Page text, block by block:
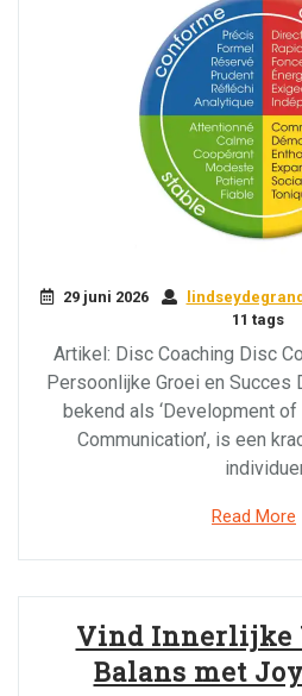
29 juni 2026
11 tags
Artikel: Disc Coaching Disc
Persoonlijke Groei en Succes
bekend als ‘Development
Communication’, is een
Read More
Vind Innerlijke
Balans met